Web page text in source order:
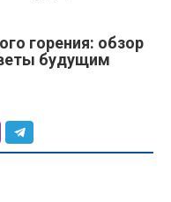
горения: обзор
будущим